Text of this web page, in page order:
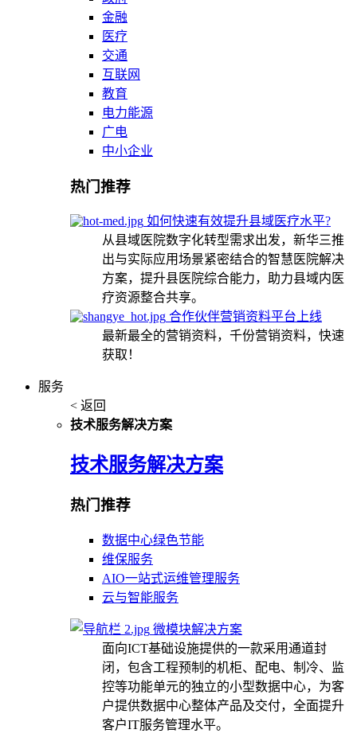
金融
医疗
交通
互联网
教育
电力能源
广电
中小企业
热门推荐
如何快速有效提升县域医疗水平?
从县域医院数字化转型需求出发，新华三推
出与实际应用场景紧密结合的智慧医院解决
方案，提升县医院综合能力，助力县域内医
疗资源整合共享。
合作伙伴营销资料平台上线
最新最全的营销资料，千份营销资料，快速
获取！
服务
< 返回
技术服务解决方案
技术服务解决方案
热门推荐
数据中心绿色节能
维保服务
AIO一站式运维管理服务
云与智能服务
微模块解决方案
面向ICT基础设施提供的一款采用通道封
闭，包含工程预制的机柜、配电、制冷、监
控等功能单元的独立的小型数据中心，为客
户提供数据中心整体产品及交付，全面提升
客户IT服务管理水平。